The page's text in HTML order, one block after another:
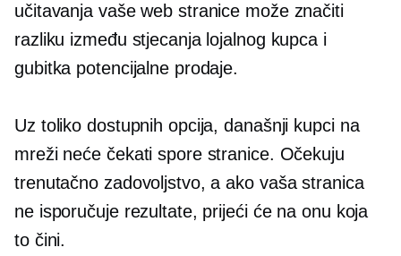
učitavanja vaše web stranice može značiti
razliku između stjecanja lojalnog kupca i
gubitka potencijalne prodaje.
Uz toliko dostupnih opcija, današnji kupci na
mreži neće čekati spore stranice. Očekuju
trenutačno zadovoljstvo, a ako vaša stranica
ne isporučuje rezultate, prijeći će na onu koja
to čini.